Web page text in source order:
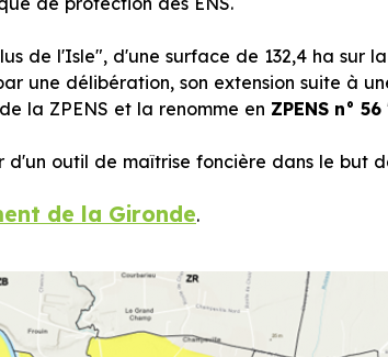
de l'Isle", d'une surface de 132,4 ha sur
une délibération, son extension suite à
la ZPENS et la renomme en ZPENS n°
outil de maîtrise foncière dans le but
de la Gironde.